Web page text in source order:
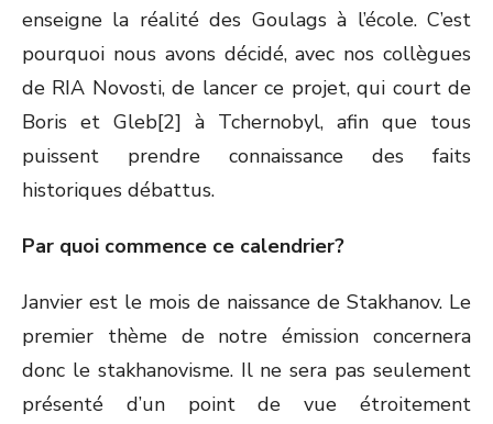
enseigne la réalité des Goulags à l’école. C’est
pourquoi nous avons décidé, avec nos collègues
de RIA Novosti, de lancer ce projet, qui court de
Boris et Gleb[2] à Tchernobyl, afin que tous
puissent prendre connaissance des faits
historiques débattus.
Par quoi commence ce calendrier?
Janvier est le mois de naissance de Stakhanov. Le
premier thème de notre émission concernera
donc le stakhanovisme. Il ne sera pas seulement
présenté d’un point de vue étroitement